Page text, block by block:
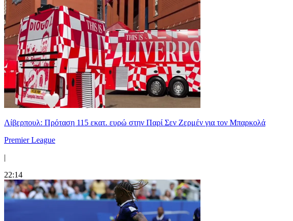
Λίβερπουλ: Πρόταση 115 εκατ. ευρώ στην Παρί Σεν Ζερμέν για τον Μπαρκολά
Premier League
|
22:14